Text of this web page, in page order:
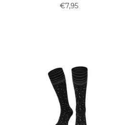
€7,95